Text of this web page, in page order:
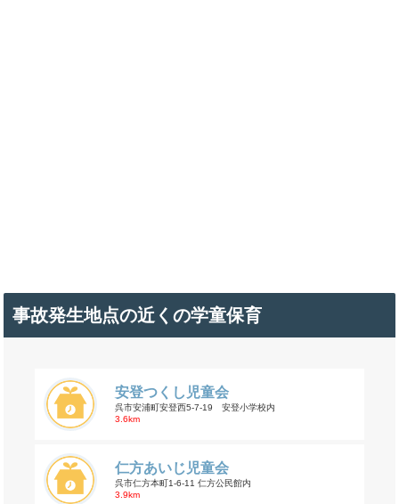
事故発生地点の近くの学童保育
安登つくし児童会
呉市安浦町安登西5-7-19 安登小学校内
3.6km
仁方あいじ児童会
呉市仁方本町1-6-11 仁方公民館内
3.9km